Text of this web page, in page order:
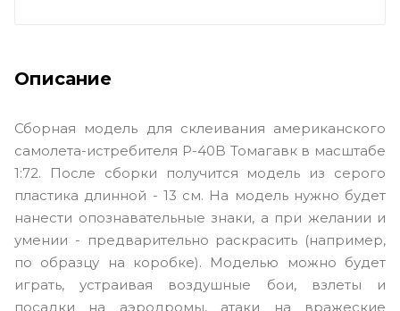
Описание
Сборная модель для склеивания американского
самолета-истребителя P-40B Томагавк в масштабе
1:72. После сборки получится модель из серого
пластика длинной - 13 см. На модель нужно будет
нанести опознавательные знаки, а при желании и
умении - предварительно раскрасить (например,
по образцу на коробке). Моделью можно будет
играть, устраивая воздушные бои, взлеты и
посадки на аэродромы, атаки на вражеские